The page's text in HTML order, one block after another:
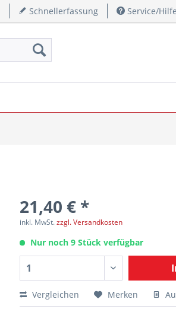
Schnellerfassung Service/Hilfe
21,40 € *
inkl. MwSt.zzgl. Versandkosten
Nur noch 9 Stück verfügbar
Vergleichen Merken